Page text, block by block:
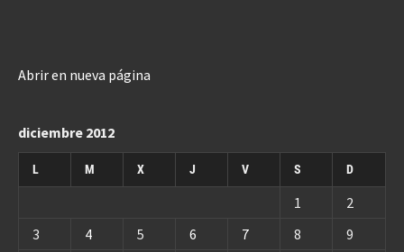
Abrir en nueva página
diciembre 2012
L M X J V S D
1
2
3
4 5 6 7 8 9